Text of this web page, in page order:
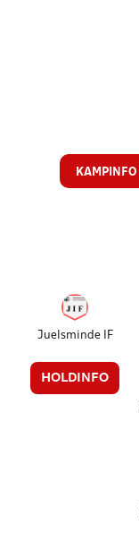
KAMPINFO
Juelsminde IF
HOLDINFO